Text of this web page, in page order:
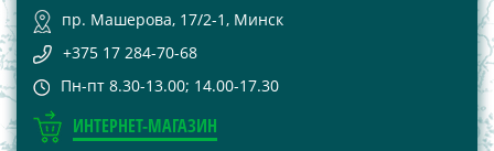
пр. Машерова, 17/2-1, Минск
+375 17 284-70-68
Пн-пт 8.30-13.00; 14.00-17.30
ИНТЕРНЕТ-МАГАЗИН